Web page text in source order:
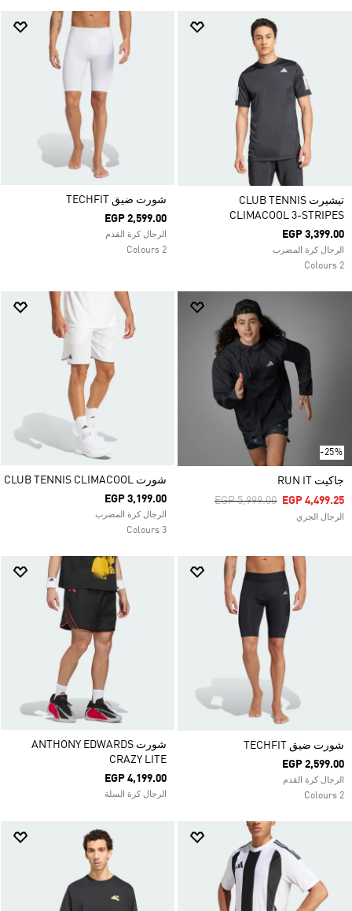
تيشيرت CLUB TENNIS
CLIMACOOL 3-STRIPES
EGP 3,399.00
الرجال كرة المضرب
2 Colours
شورت ضيق TECHFIT
EGP 2,599.00
الرجال كرة القدم
2 Colours
-25%
جاكيت RUN IT
Price Reduced From
EGP 5,999.00ToEGP 4,499.25
الرجال الجري
شورت CLUB TENNIS CLIMACOOL
EGP 3,199.00
الرجال كرة المضرب
3 Colours
شورت ضيق TECHFIT
EGP 2,599.00
الرجال كرة القدم
2 Colours
شورت ANTHONY EDWARDS
CRAZY LITE
EGP 4,199.00
الرجال كرة السلة